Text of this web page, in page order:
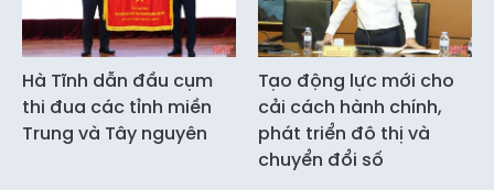
Hà Tĩnh dẫn đầu cụm
thi đua các tỉnh miền
Trung và Tây nguyên
Tạo động lực mới cho
cải cách hành chính,
phát triển đô thị và
chuyển đổi số